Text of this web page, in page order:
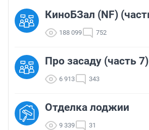
КиноБЗал (NF)
188 099 752
Про засаду (часть 7)
6 913 343
Отделка лоджии
9 339 31